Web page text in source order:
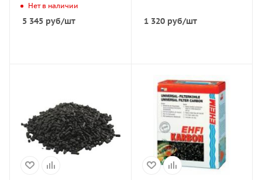
Нет в наличии
5 345 руб/шт 1 320руб/шт